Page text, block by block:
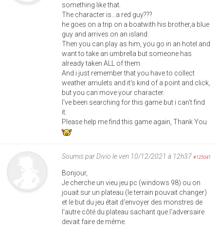
something like that.
The character is...a red guy???
he goes on a trip on a boatwith his brother,a blue
guy and arrives on an island.
Then you can play as him, you go in an hotel and
want to take an umbrella but someone has
already taken ALL of them.
And i just remember that you have to collect
weather amulets and it's kind of a point and click,
but you can move your character.
I've been searching for this game but i can't find
it.
Please help me find this game again, Thank You
Soumis parDivio le ven 10/12/2021 à 12h37 #125041
Bonjour,
Je cherche un vieu jeu pc (windows 98) ou on
jouait sur un plateau (le terrain pouvait changer)
et le but du jeu était d'envoyer des monstres de
l'autre côté du plateau sachant que l'adversaire
devait faire de même.